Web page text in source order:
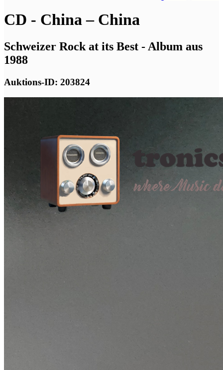
CD - China ‎– China
Schweizer Rock at its Best - Album aus
1988
Auktions-ID: 203824